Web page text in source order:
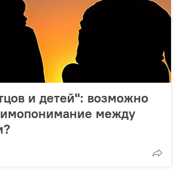
и детей": возможно
между